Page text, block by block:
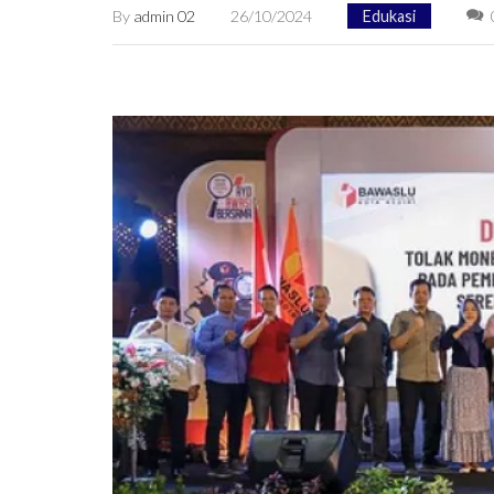
By admin 02 26/10/2024 Edukasi